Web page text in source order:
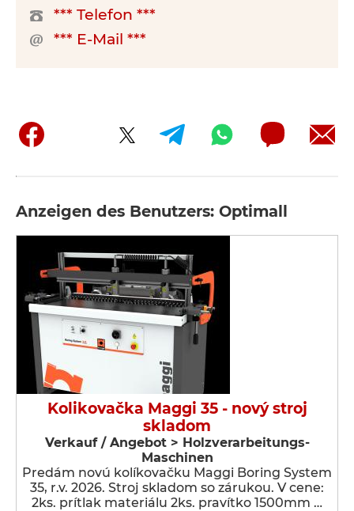
*** Telefon ***
*** E-Mail ***
Anzeigen des Benutzers: Optimall
Kolikovačka Maggi 35 - nový stroj
skladom
Verkauf / Angebot > Holzverarbeitungs-
Maschinen
Predám novú kolíkovačku Maggi Boring System
35, r.v. 2026. Stroj skladom so zárukou. V cene:
2ks. prítlak materiálu 2ks. pravítko 1500mm …